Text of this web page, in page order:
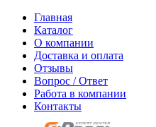
Главная
Каталог
О компании
Доставка и оплата
Отзывы
Вопрос / Ответ
Работа в компании
Контакты